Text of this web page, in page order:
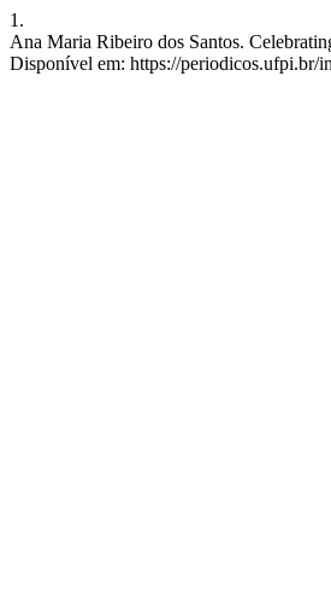
1.
Ana Maria Ribeiro dos Santos.
Disponível em: https://periodicos.ufpi.br/